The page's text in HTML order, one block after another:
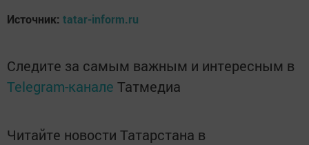
Источник: tatar-inform.ru
Следите за самым важным и интересным в
Telegram-канале Татмедиа
Читайте новости Татарстана в